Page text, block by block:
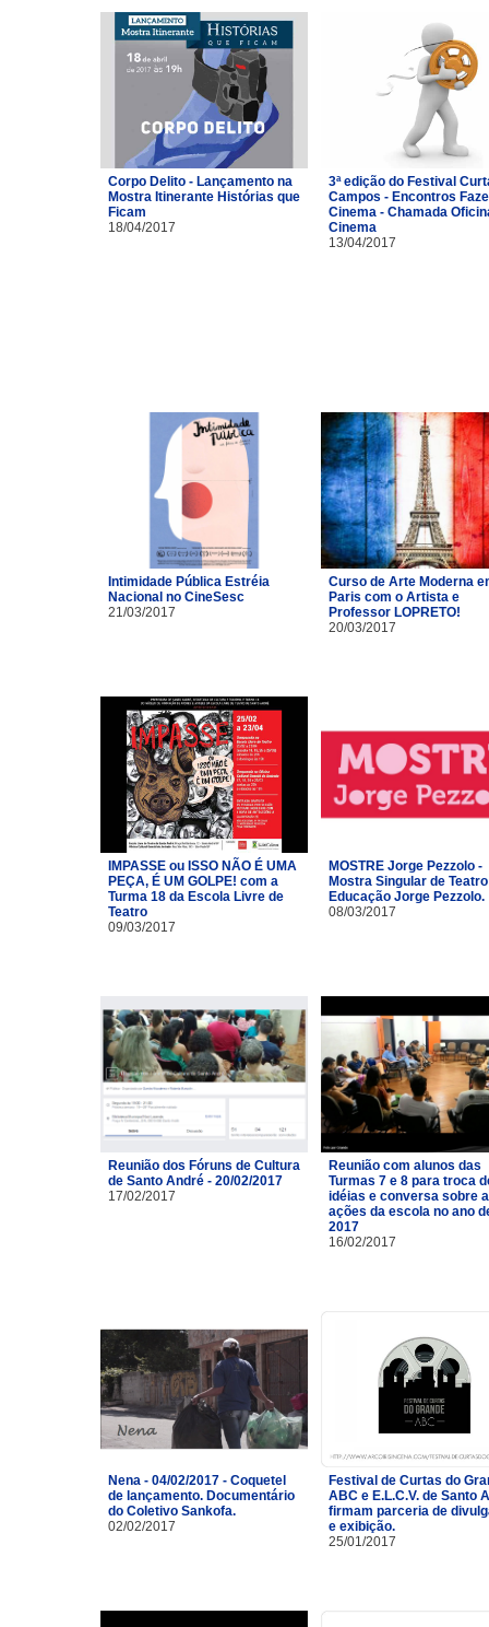
Corpo Delito - Lançamento na
Mostra Itinerante Histórias que
Ficam
18/04/2017
3ª edição do Festival
Campos - Encontros
Cinema - Chamada
Cinema
13/04/2017
Intimidade Pública Estréia
Nacional no CineSesc
21/03/2017
Curso de Arte Moderna
Paris com o Artista e
Professor LOPRETO!
20/03/2017
IMPASSE ou ISSO NÃO É UMA
PEÇA, É UM GOLPE! com a
Turma 18 da Escola Livre de
Teatro​
09/03/2017
MOSTRE Jorge Pezzolo -
Mostra Singular de Teatro
Educação Jorge Pezzolo.
08/03/2017
Reunião dos Fóruns de Cultura
de Santo André - 20/02/2017
17/02/2017
Reunião com alunos das
Turmas 7 e 8 para troca
idéias e conversa sobre
ações da escola no ano
2017
16/02/2017
Nena - 04/02/2017 - Coquetel
de lançamento. Documentário
do Coletivo Sankofa.
02/02/2017
Festival de Curtas do
ABC e E.L.C.V. de Santo
firmam parceria de
e exibição.
25/01/2017